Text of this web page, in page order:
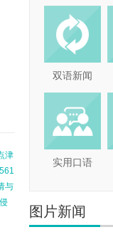
津
与
双语新闻
实用口语
图片新闻